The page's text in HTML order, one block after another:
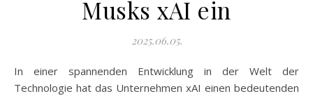
Musks xAI ein
2025.06.05.
In einer spannenden Entwicklung in der Welt der
Technologie hat das Unternehmen xAI einen bedeutenden